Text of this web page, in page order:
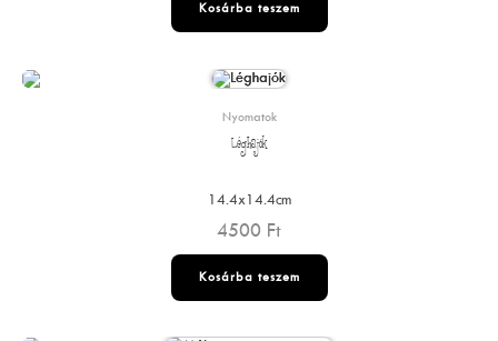
Kosárba teszem
Nyomatok
Léghajók
14.4x14.4cm
4500 Ft
Kosárba teszem